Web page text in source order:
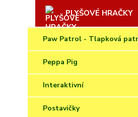
PLYŠOVÉ HRAČKY
Paw Patrol - Tlapková
Peppa Pig
Interaktivní
Postavičky